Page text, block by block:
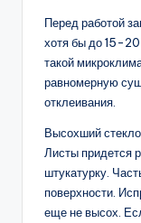
Перед работой
хотя бы до 15-20
такой
равномерную
отклеивания.
Высохший
Листы придется
штукатурку.
поверхности.
еще не высох.